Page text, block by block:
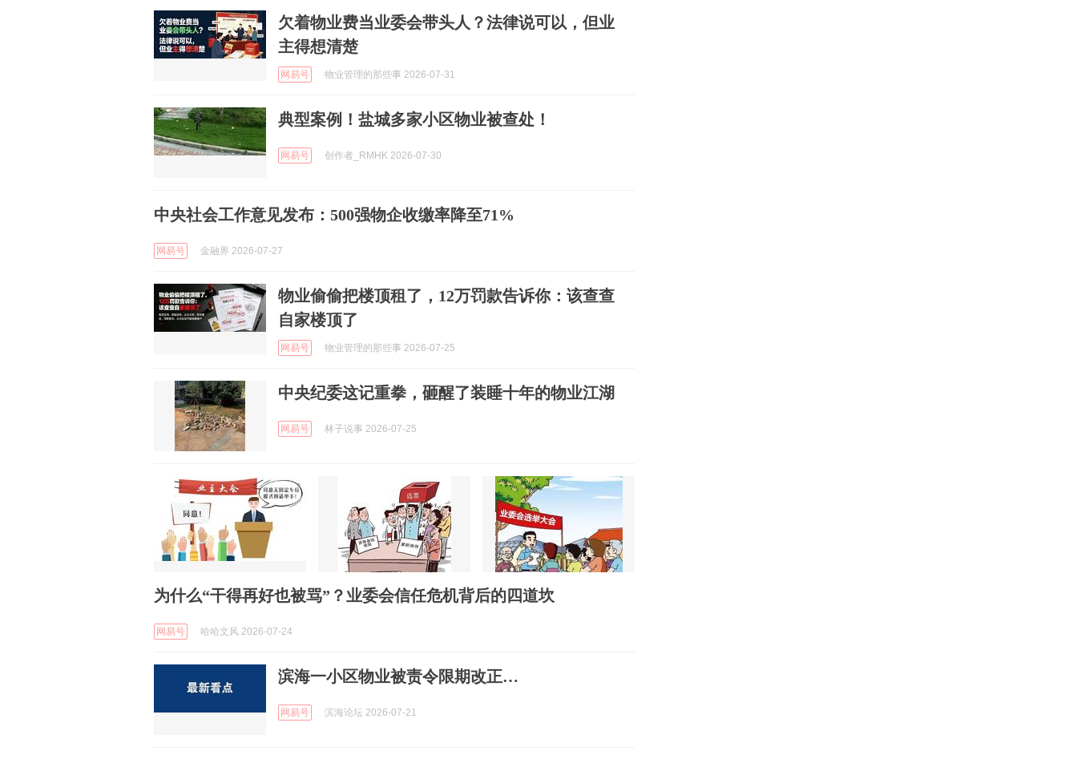
欠着物业费当业委会带头人？法律说可以，但业
主得想清楚
网易号 物业管理的那些事 2026-07-31
典型案例！盐城多家小区物业被查处！
网易号 创作者_RMHK 2026-07-30
中央社会工作意见发布：500强物企收缴率降至71%
网易号 金融界 2026-07-27
物业偷偷把楼顶租了，12万罚款告诉你：该查查
自家楼顶了
网易号 物业管理的那些事 2026-07-25
中央纪委这记重拳，砸醒了装睡十年的物业江湖
网易号 林子说事 2026-07-25
为什么“干得再好也被骂”？业委会信任危机背后的四道坎
网易号 哈哈文风 2026-07-24
滨海一小区物业被责令限期改正…
网易号 滨海论坛 2026-07-21